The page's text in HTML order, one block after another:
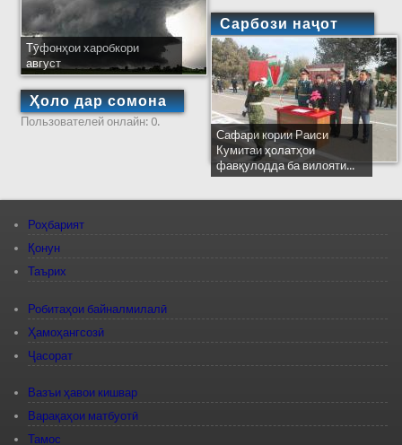
Тӯфонҳои харобкори
август
Ҳоло дар сомона
Пользователей онлайн: 0.
Сарбози наҷот
Сафари кории Раиси
Кумитаи ҳолатҳои
фавқулодда ба вилояти...
Роҳбарият
Қонун
Таърих
Робитаҳои байналмилалӣ
Ҳамоҳангсозӣ
Ҷасорат
Вазъи ҳавои кишвар
Варақаҳои матбуотӣ
Тамос